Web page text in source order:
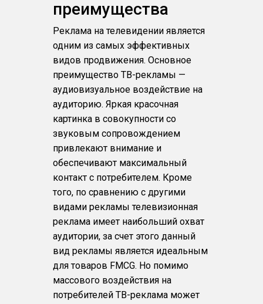
преимущества
Реклама на телевидении является
одним из самых эффективных
видов продвижения. Основное
преимущество ТВ-рекламы —
аудиовизуальное воздействие на
аудиторию. Яркая красочная
картинка в совокупности со
звуковым сопровождением
привлекают внимание и
обеспечивают максимальный
контакт с потребителем. Кроме
того, по сравнению с другими
видами рекламы телевизионная
реклама имеет наибольший охват
аудитории, за счет этого данный
вид рекламы является идеальным
для товаров FMCG. Но помимо
массового воздействия на
потребителей ТВ-реклама может